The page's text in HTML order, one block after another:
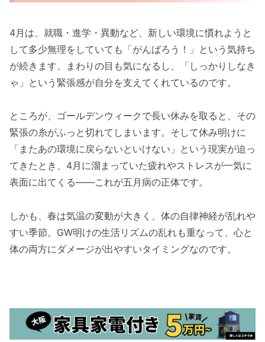
4月は、就職・進学・異動など、新しい環境に慣れようと
して多少無理をしていても「がんばろう！」という気持ち
が続きます。まわりの目も気になるし、「しっかりしなき
ゃ」という緊張感が自分を支えてくれているのです。
ところが、ゴールデンウィークで長い休みを取ると、その
緊張の糸がふっと切れてしまいます。そして休み明けに
「またあの環境に戻らないといけない」という現実が迫っ
てきたとき、4月に溜まっていた疲れやストレスが一気に
表面に出てくる——これが五月病の正体です。
しかも、春は気温の変動が大きく、体の自律神経が乱れや
すい季節。GW明けの生活リズムの乱れも重なって、心と
体の両方にダメージが出やすいタイミングなのです。